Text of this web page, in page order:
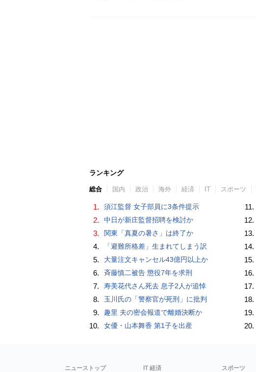
ランキング
総合 国内 政治 海外 経済 IT スポーツ
1. 須江監督 女子部員に3条件提示
2. 中日が新庄監督招聘を検討か
3. 関東「真夏の暑さ」は終了か
4. 「避難所格差」生まれてしまう訳
5. 大量注文キャンセル43億円以上か
6. 斉藤慎二被告 懲役7年を求刑
7. 寿美花代さん死去 息子2人が追悼
8. 玉川氏の「警察官が死刑」に批判
9. 趣里 夫の密会報道で離婚決断か
10. 女優・山本舞香 第1子を出産
11.
12.
13.
14.
15.
16.
17.
18.
19.
20.
ニューストップ IT 経済 スポーツ